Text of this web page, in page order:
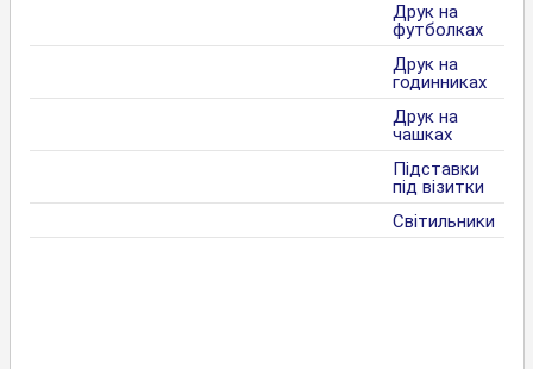
Друк на
футболках
Друк на
годинниках
Друк на
чашках
Підставки
під візитки
Світильники